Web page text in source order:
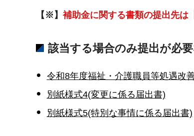
【※】 補助金に関する書類の提出先は
該当する場合のみ提出が必
令和8年度福祉・介護職員等処遇改
別紙様式4(変更に係る届出書)
別紙様式5(特別な事情に係る届出書)